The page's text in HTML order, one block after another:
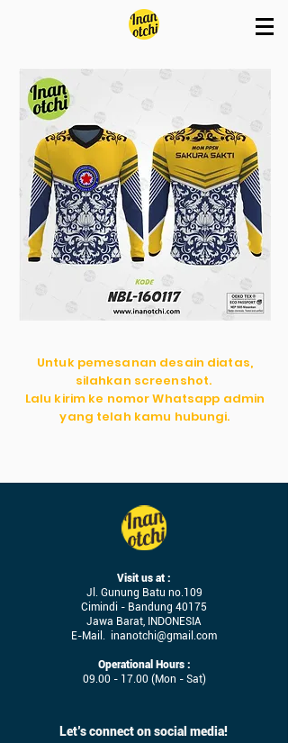
Untuk pemesanan desain diatas,
silahkan screenshot.
Lalu kirim ke nomor Whatsapp admin
yang telah kamu hubungi.
Visit us at :
Jl. Gunung Batu no.109
Cimindi - Bandung 40175
Jawa Barat, INDONESIA
E-Mail. inanotchi@gmail.com
Operational Hours :
09.00 - 17.00 (Mon - Sat)
Let’s connect on social media!